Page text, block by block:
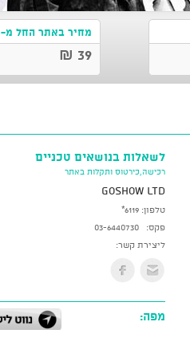
מחיר באתר החל מ-
39 ₪
לשאלות בנושאים טכניים
רכישה,כירטוס ותקלות באתר
GoShow LTD
טלפון: *6119
פקס:
03-6440730
ליצירת קשר:
מפה: